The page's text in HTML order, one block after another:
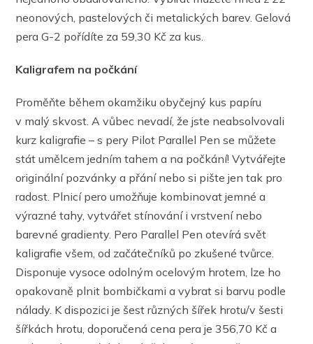
neonových, pastelových či metalických barev. Gelová
pera G-2 pořídíte za 59,30 Kč za kus.
Kaligrafem na počkání
Proměňte během okamžiku obyčejný kus papíru
v malý skvost. A vůbec nevadí, že jste neabsolvovali
kurz kaligrafie – s pery Pilot Parallel Pen se můžete
stát umělcem jedním tahem a na počkání! Vytvářejte
originální pozvánky a přání nebo si pište jen tak pro
radost. Plnicí pero umožňuje kombinovat jemné a
výrazné tahy, vytvářet stínování i vrstvení nebo
barevné gradienty. Pero Parallel Pen otevírá svět
kaligrafie všem, od začátečníků po zkušené tvůrce.
Disponuje vysoce odolným ocelovým hrotem, lze ho
opakovaně plnit bombičkami a vybrat si barvu podle
nálady. K dispozici je šest různých šířek hrotu/v šesti
šířkách hrotu, doporučená cena pera je 356,70 Kč a